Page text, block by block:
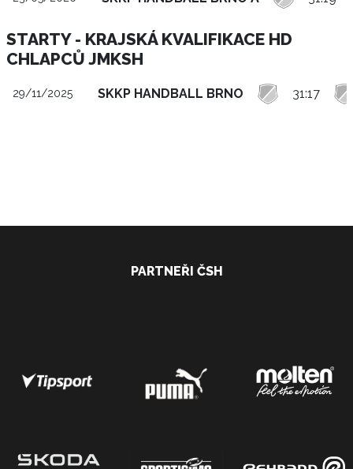
STARTY - KRAJSKÁ KVALIFIKACE HD
CHLAPCŮ JMKSH
29/11/2025 SKKP HANDBALL BRNO 31:17
PARTNEŘI ČSH